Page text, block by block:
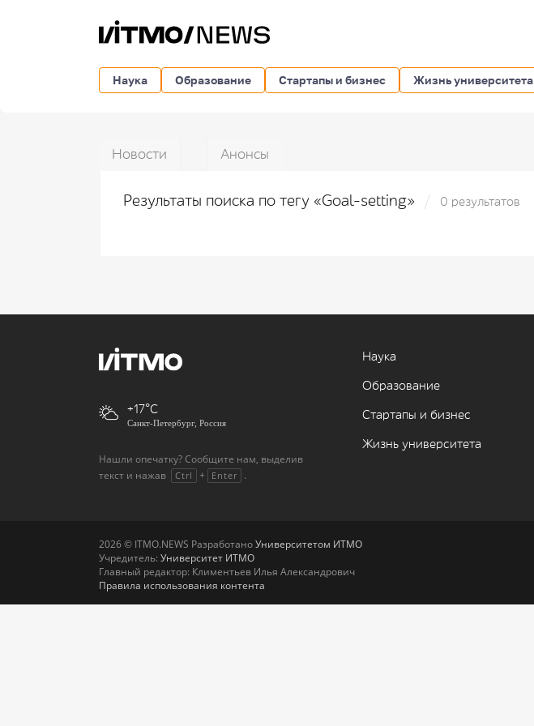
Наука Образование Стартапы и бизнес Жизнь университета
Новости Анонсы
Результаты поиска по тегу «Goal-setting» 0 результатов
+17
Санкт-Петербург, Россия
Нашли опечатку? Сообщите нам, выделив
текст и нажав
Ctrl + Enter .
Наука
Образование
Стартапы и бизнес
Жизнь университета
2026 © ITMO.NEWS РазработаноУниверситетом ИТМО
Учредитель: Университет ИТМО
Главный редактор: Климентьев Илья Александрович
Правила использования контента